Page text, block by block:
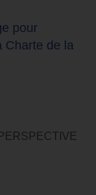
pour
Charte de la